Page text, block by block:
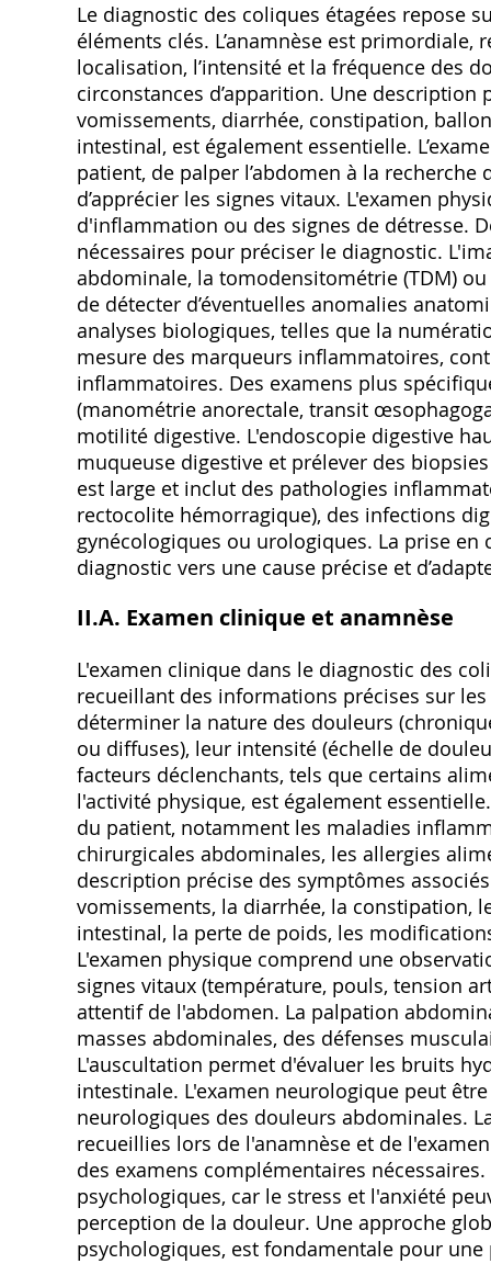
Le diagnostic des coliques étagées repose
éléments clés. L’anamnèse est
localisation‚ l’intensité et la fréquence des
circonstances d’apparition. Une description
vomissements‚ diarrhée‚ constipation‚
intestinal‚ est également essentielle.
patient‚ de palper l’abdomen à la
d’apprécier les signes vitaux. L'examen
d'inflammation ou des signes de détresse.
nécessaires pour préciser le diagnostic.
abdominale‚ la tomodensitométrie (TDM)
de détecter d’éventuelles anomalies
analyses biologiques‚ telles que la
mesure des marqueurs inflammatoires‚
inflammatoires. Des examens plus
(manométrie anorectale‚ transit
motilité digestive. L'endoscopie digestive
muqueuse digestive et prélever des
est large et inclut des pathologies
rectocolite hémorragique)‚ des infections
gynécologiques ou urologiques. La prise
diagnostic vers une cause précise et
II.A. Examen clinique et anamnèse
L'examen clinique dans le diagnostic des
recueillant des informations précises sur
déterminer la nature des douleurs
ou diffuses)‚ leur intensité (échelle de
facteurs déclenchants‚ tels que certains
l'activité physique‚ est également
du patient‚ notamment les maladies
chirurgicales abdominales‚ les allergies
description précise des symptômes
vomissements‚ la diarrhée‚ la
intestinal‚ la perte de poids‚ les
L'examen physique comprend une
signes vitaux (température‚ pouls‚ tension
attentif de l'abdomen. La palpation
masses abdominales‚ des défenses
L'auscultation permet d'évaluer les bruits
intestinale. L'examen neurologique peut
neurologiques des douleurs abdominales.
recueillies lors de l'anamnèse et de
des examens complémentaires
psychologiques‚ car le stress et l'anxiété
perception de la douleur. Une approche
psychologiques‚ est fondamentale pour